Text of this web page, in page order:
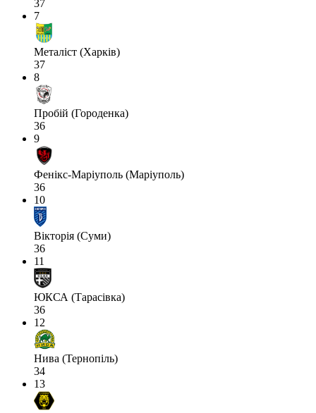
37
7
Металіст (Харків)
37
8
Пробій (Городенка)
36
9
Фенікс-Маріуполь (Маріуполь)
36
10
Вікторія (Суми)
36
11
ЮКСА (Тарасівка)
36
12
Нива (Тернопіль)
34
13